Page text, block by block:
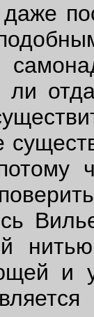
ли
Вилье
и